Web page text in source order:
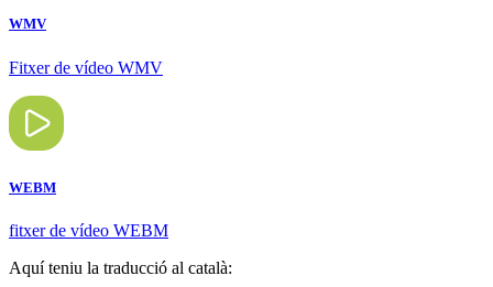
WMV
Fitxer de vídeo WMV
WEBM
fitxer de vídeo WEBM
Aquí teniu la traducció al català: